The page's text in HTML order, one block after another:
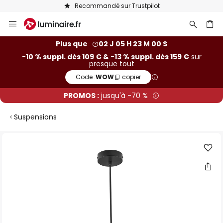
Recommandé sur Trustpilot
Allez
au
Plus que
02 J 05 H 22 M 59 S
-10 % suppl. dès 109 € & -13 % suppl. dès 159 €sur
presque tout
Code :WOW copier
PROMOS : jusqu'à -70 %
Suspensions